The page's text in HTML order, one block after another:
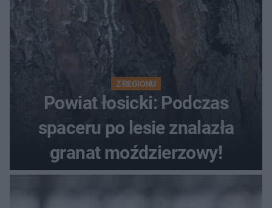
Z REGIONU
Powiat łosicki: Podczas
spaceru po lesie znalazła
granat moździerzowy!